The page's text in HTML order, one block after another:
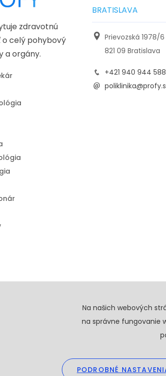
zdravotnú
celý pohybový
a orgány.
BRATISLAVA
Prievozská 1978/6
821 09 Bratislava
+421 940 944 588
Na našich webových
na správne fungovanie
PODROBNÉ